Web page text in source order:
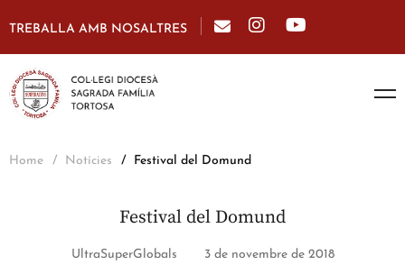
TREBALLA AMB NOSALTRES
Home Notícies Festival del Domund
Festival del Domund
UltraSuperGlobals 3 de novembre de 2018